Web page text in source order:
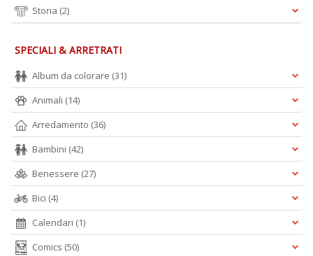
Storia (2)
SPECIALI & ARRETRATI
Album da colorare (31)
Animali (14)
Arredamento (36)
Bambini (42)
Benessere (27)
Bici (4)
Calendari (1)
Comics (50)